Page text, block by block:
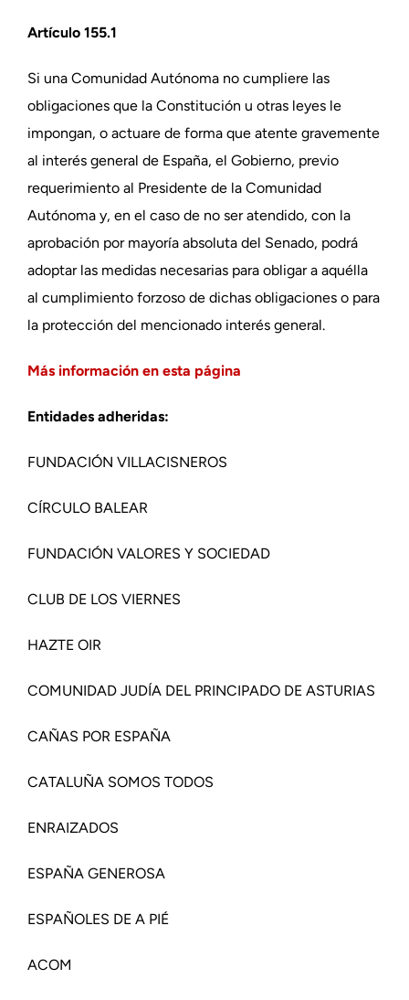
Artículo 155.1
Si una Comunidad Autónoma no cumpliere las
obligaciones que la Constitución u otras leyes le
impongan, o actuare de forma que atente gravemente
al interés general de España, el Gobierno, previo
requerimiento al Presidente de la Comunidad
Autónoma y, en el caso de no ser atendido, con la
aprobación por mayoría absoluta del Senado, podrá
adoptar las medidas necesarias para obligar a aquélla
al cumplimiento forzoso de dichas obligaciones o para
la protección del mencionado interés general.
Más información en esta página
Entidades adheridas:
FUNDACIÓN VILLACISNEROS
CÍRCULO BALEAR
FUNDACIÓN VALORES Y SOCIEDAD
CLUB DE LOS VIERNES
HAZTE OIR
COMUNIDAD JUDÍA DEL PRINCIPADO DE ASTURIAS
CAÑAS POR ESPAÑA
CATALUÑA SOMOS TODOS
ENRAIZADOS
ESPAÑA GENEROSA
ESPAÑOLES DE A PIÉ
ACOM